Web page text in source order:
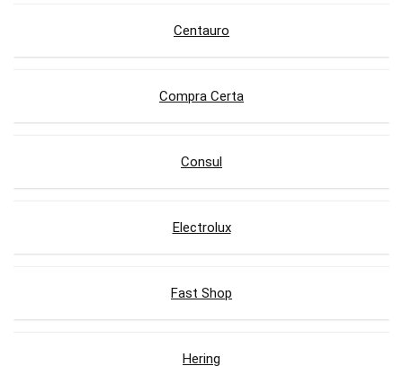
Centauro
Compra Certa
Consul
Electrolux
Fast Shop
Hering